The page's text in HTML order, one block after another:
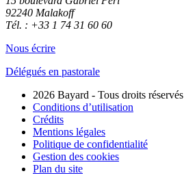
92240 Malakoff
Tél. : +33 1 74 31 60 60
Nous écrire
Délégués en pastorale
2026 Bayard - Tous droits réservés
Conditions d’utilisation
Crédits
Mentions légales
Politique de confidentialité
Gestion des cookies
Plan du site